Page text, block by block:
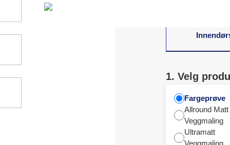
1. Velg
Fargeprøve
Allround Matt
Veggmaling
Ultramatt
Veggmaling